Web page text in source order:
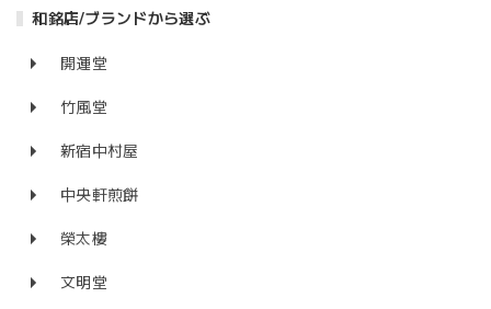
和銘店/ブランドから選ぶ
開運堂
竹風堂
新宿中村屋
中央軒煎餅
榮太樓
文明堂